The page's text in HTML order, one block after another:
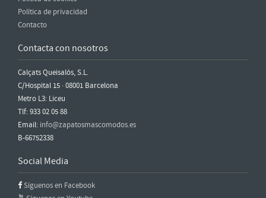
Política de privacidad
Contacto
Contacta con nosotros
Calçats Queisalós, S.L.
C/Hospital 15 · 08001 Barcelona
Metro L3: Liceu
Tlf: 933 02 05 88
Email: info@zapatosmascomodos.es
B-66752338
Social Media
Síguenos en Facebook